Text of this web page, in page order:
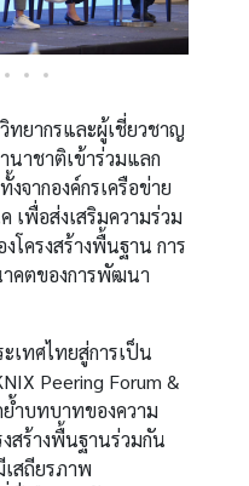
ยากรและผู้เชี่ยวชาญ
าชาติเข้าร่วมแลก
จากองค์กรเครือข่าย
เพื่อส่งเสริมความร่วม
โครงสร้างพื้นฐาน การ
คตของการพัฒนา
ทศไทยสู่การเป็น
Peering Forum &
ย้ำบทบาทของความ
สร้างพื้นฐานร่วมกัน
สถียรภาพ